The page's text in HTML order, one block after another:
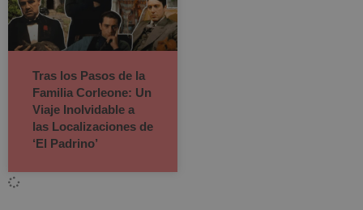
Tras los Pasos de la
Familia Corleone: Un
Viaje Inolvidable a
las Localizaciones de
‘El Padrino’